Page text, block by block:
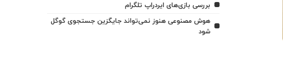
بررسی بازی‌های ایردراپ تلگرام
هوش مصنوعی هنوز نمی‌تواند جایگزین جستجوی گوگل
شود